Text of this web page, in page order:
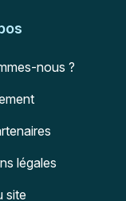
nous ?
légales
site